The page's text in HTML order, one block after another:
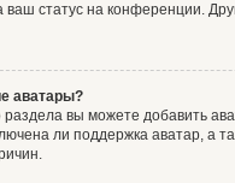
статус на конференции.
аватары?
вы можете добавить
ли поддержка аватар, а